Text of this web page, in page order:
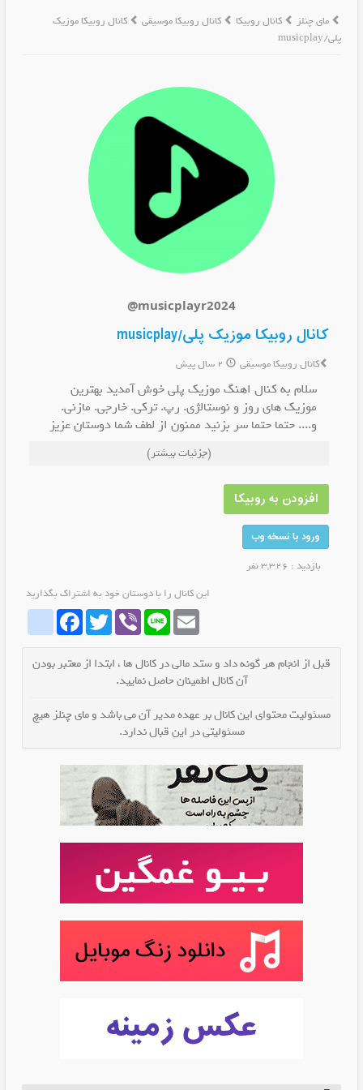
مای چنلز کانال روبیکا کانال روبیکا موسیقی
کانال روبیکا موزیک
پلی/musicplay
@musicplayr2024
کانال روبیکا موزیک پلی/musicplay
کانال روبیکا موسیقی
سلام به کنال اهنگ موزیک پلی خوش آمدید بهترین
موزیک های روز و نوستالژی. رپ. ترکی. خارجی. مازنی.
و.... حتما حتما سر بزنید ممنون از لطف شما دوستان عزیز
حتما حمایت کنید د اشتراک گذاری کنید
(جزئیات بیشتر)
افزودن به روبیکا
ورود با نسخه وب
بازدید : 3,326 نفر
این کانال را با دوستان خود به اشتراک بگذارید
whatrubikaFacebookTwitter Viber Line Email
قبل از انجام هر گونه داد و ستد مالی در کانال ها ، ابتدا از معتبر بودن
آن کانال اطمینان حاصل نمایید.
مسئولیت محتوای این کانال بر عهده مدیر آن می باشد و مای چنلز هیچ
مسئولیتی در این قبال ندارد.